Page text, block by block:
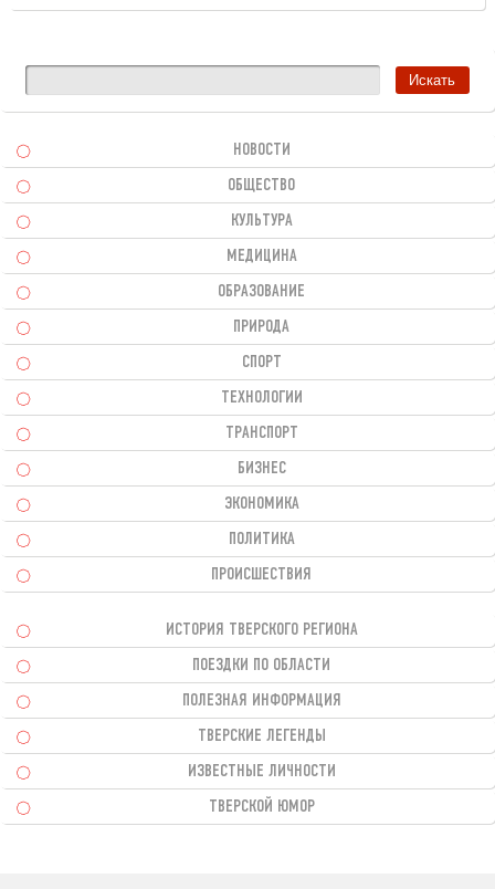
НОВОСТИ
ОБЩЕСТВО
КУЛЬТУРА
МЕДИЦИНА
ОБРАЗОВАНИЕ
ПРИРОДА
СПОРТ
ТЕХНОЛОГИИ
ТРАНСПОРТ
БИЗНЕС
ЭКОНОМИКА
ПОЛИТИКА
ПРОИСШЕСТВИЯ
ИСТОРИЯ ТВЕРСКОГО РЕГИОНА
ПОЕЗДКИ ПО ОБЛАСТИ
ПОЛЕЗНАЯ ИНФОРМАЦИЯ
ТВЕРСКИЕ ЛЕГЕНДЫ
ИЗВЕСТНЫЕ ЛИЧНОСТИ
ТВЕРСКОЙ ЮМОР